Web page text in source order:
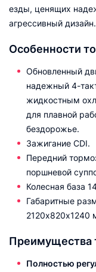
езды, ценящих
агрессивный дизайн.
Особенности
Обновленный
надежный 4-
жидкостным
для плавной
бездорожье.
Зажигание CDI.
Передний
поршневой
Колесная база
Габаритные
2120х820х1240
Преимущества
Полностью